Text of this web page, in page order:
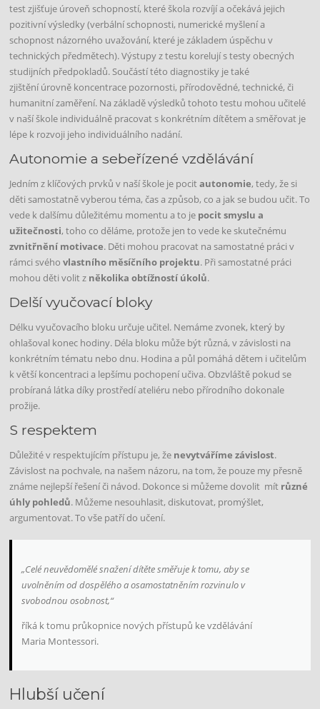
test zjišťuje úroveň schopností, které škola rozvíjí a očekává jejich
pozitivní výsledky (verbální schopnosti, numerické myšlení a
schopnost názorného uvažování, které je základem úspěchu v
technických předmětech). Výstupy z testu korelují s testy obecných
studijních předpokladů. Součástí této diagnostiky je také
zjištění úrovně koncentrace pozornosti, přírodovědné, technické, či
humanitní zaměření. Na základě výsledků tohoto testu mohou učitelé
v naší škole individuálně pracovat s konkrétním dítětem a směřovat je
lépe k rozvoji jeho individuálního nadání.
Autonomie a sebeřízené vzdělávání
Jedním z klíčových prvků v naší škole je pocitautonomie, tedy, že si
děti samostatně vyberou téma, čas a způsob, co a jak se budou učit. To
vede k dalšímu důležitému momentu a to je pocit smyslu a
užitečnosti, toho co děláme, protože jen to vede ke skutečnému
zvnitřnění motivace. Děti mohou pracovat na samostatné práci v
rámci svéhovlastního měsíčního projektu. Při samostatné práci
mohou děti volit z několika obtížností úkolů.
Delší vyučovací bloky
Délku vyučovacího bloku určuje učitel. Nemáme zvonek, který by
ohlašoval konec hodiny. Déla bloku může být různá, v závislosti na
konkrétním tématu nebo dnu. Hodina a půl pomáhá dětem i učitelům
k větší koncentraci a lepšímu pochopení učiva. Obzvláště pokud se
probíraná látka díky prostředí ateliéru nebo přírodního dokonale
prožije.
S respektem
Důležité v respektujícím přístupu je, že nevytváříme závislost.
Závislost na pochvale, na našem názoru, na tom, že pouze my přesně
známe nejlepší řešení či návod. Dokonce si můžeme dovolit mít různé
úhly pohledů. Můžeme nesouhlasit, diskutovat, promýšlet,
argumentovat. To vše patří do učení.
„Celé neuvědomělé snažení dítěte směřuje k tomu, aby se
uvolněním od dospělého a osamostatněním rozvinulo v
svobodnou osobnost,“
říká k tomu průkopnice nových přístupů ke vzdělávání
Maria Montessori.
Hlubší učení